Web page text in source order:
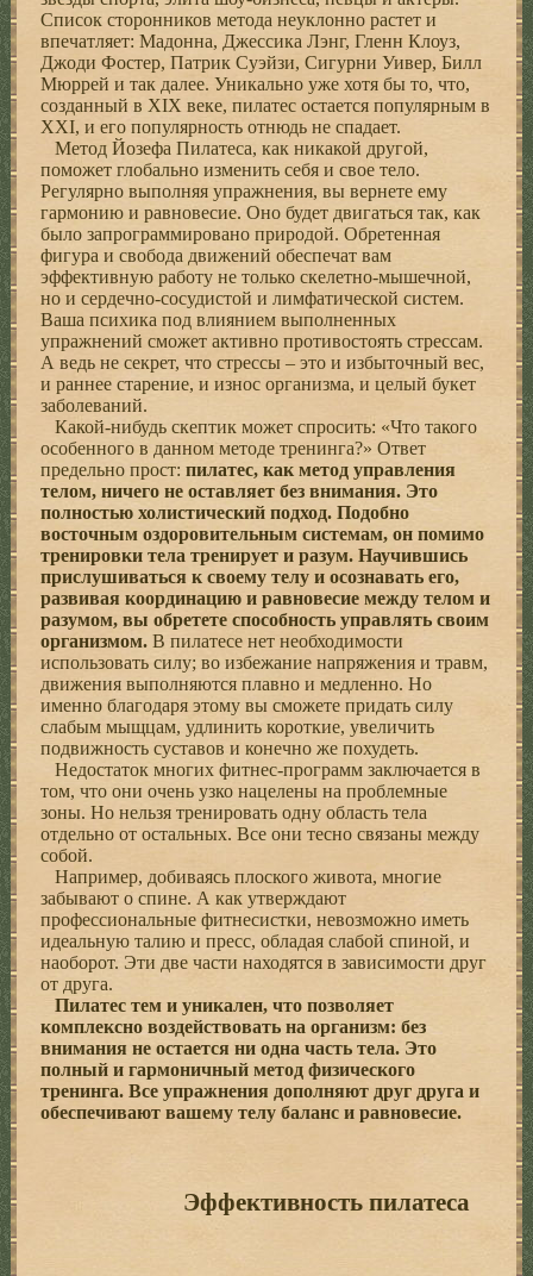
Список сторонников метода неуклонно растет и
впечатляет: Мадонна, Джессика Лэнг, Гленн Клоуз,
Джоди Фостер, Патрик Суэйзи, Сигурни Уивер, Билл
Мюррей и так далее. Уникально уже хотя бы то, что,
созданный в XIX веке, пилатес остается популярным в
XXI, и его популярность отнюдь не спадает.
Метод Йозефа Пилатеса, как никакой другой,
поможет глобально изменить себя и свое тело.
Регулярно выполняя упражнения, вы вернете ему
гармонию и равновесие. Оно будет двигаться так, как
было запрограммировано природой. Обретенная
фигура и свобода движений обеспечат вам
эффективную работу не только скелетно-мышечной,
но и сердечно-сосудистой и лимфатической систем.
Ваша психика под влиянием выполненных
упражнений сможет активно противостоять стрессам.
А ведь не секрет, что стрессы – это и избыточный вес,
и раннее старение, и износ организма, и целый букет
заболеваний.
Какой-нибудь скептик может спросить: «Что такого
особенного в данном методе тренинга?» Ответ
предельно прост:пилатес, как метод управления
телом, ничего не оставляет без внимания. Это
полностью холистический подход. Подобно
восточным оздоровительным системам, он помимо
тренировки тела тренирует и разум. Научившись
прислушиваться к своему телу и осознавать его,
развивая координацию и равновесие между телом и
разумом, вы обретете способность управлять своим
организмом. В пилатесе нет необходимости
использовать силу; во избежание напряжения и травм,
движения выполняются плавно и медленно. Но
именно благодаря этому вы сможете придать силу
слабым мыщцам, удлинить короткие, увеличить
подвижность суставов и конечно же похудеть.
Недостаток многих фитнес-программ заключается в
том, что они очень узко нацелены на проблемные
зоны. Но нельзя тренировать одну область тела
отдельно от остальных. Все они тесно связаны между
собой.
Например, добиваясь плоского живота, многие
забывают о спине. А как утверждают
профессиональные фитнесистки, невозможно иметь
идеальную талию и пресс, обладая слабой спиной, и
наоборот. Эти две части находятся в зависимости друг
от друга.
Пилатес тем и уникален, что позволяет
комплексно воздействовать на организм: без
внимания не остается ни одна часть тела. Это
полный и гармоничный метод физического
тренинга. Все упражнения дополняют друг друга и
обеспечивают вашему телу баланс и равновесие.
Эффективность пилатеса